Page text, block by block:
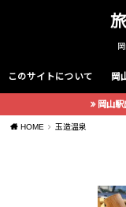
このサイトについて 岡
岡山駅
HOME 玉造温泉